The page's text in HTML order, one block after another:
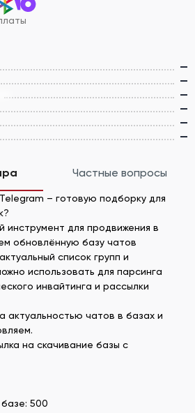
—
—
—
—
—
—
Частные вопросы
– готовую подборку для
для продвижения в
обновлённую базу чатов
список групп и
использовать для парсинга
инвайтинга и рассылки
актуальностью чатов в базах и
на скачивание базы с
500